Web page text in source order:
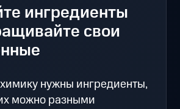
ингредиенты
свои
нужны ингредиенты,
можно разными